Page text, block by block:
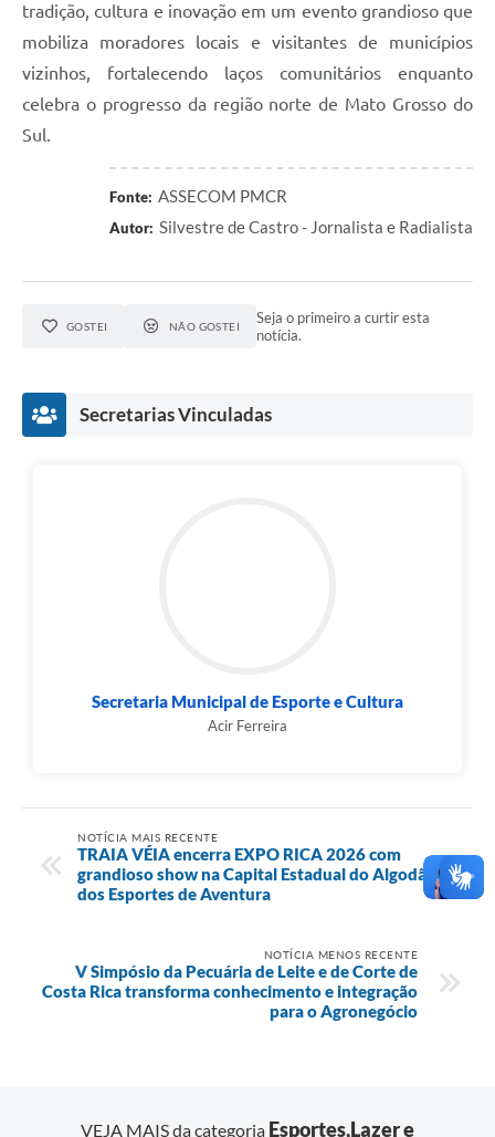
tradição, cultura e inovação em um evento grandioso que
mobiliza moradores locais e visitantes de municípios
vizinhos, fortalecendo laços comunitários enquanto
celebra o progresso da região norte de Mato Grosso do
Sul.
Fonte: ASSECOM PMCR
Autor: Silvestre de Castro - Jornalista e Radialista
GOSTEI NÃO GOSTEI
Seja o primeiro a curtir esta
notícia.
Secretarias Vinculadas
Secretaria Municipal de Esporte e Cultura
Acir Ferreira
NOTÍCIA MAIS RECENTE
TRAIA VÉIA encerra EXPO RICA 2026 com
grandioso show na Capital Estadual do Algodão e
dos Esportes de Aventura
NOTÍCIA MENOS RECENTE
V Simpósio da Pecuária de Leite e de Corte de
Costa Rica transforma conhecimento e integração
para o Agronegócio
VEJA MAIS da categoria Esportes,Lazer e